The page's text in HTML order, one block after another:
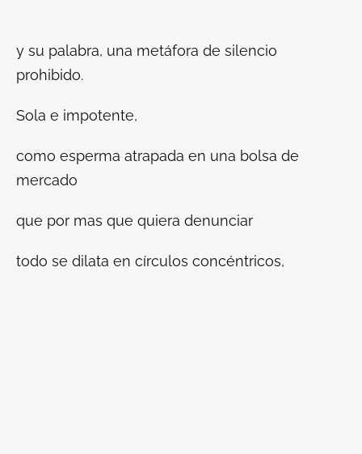
y su palabra, una metáfora de silencio
prohibido.
Sola e impotente,
como esperma atrapada en una bolsa de
mercado
que por mas que quiera denunciar
todo se dilata en círculos concéntricos,